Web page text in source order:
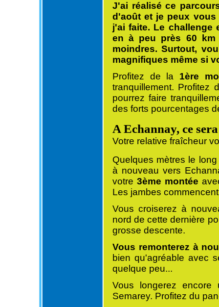
J'ai réalisé ce
d'août et je peux
j'ai faite. Le challenge
en à peu près 60 km
moindres. Surtout,
magnifiques même si
Profitez de la 1ère
tranquillement. Profitez
pourrez faire
des forts pourcentages
A Echannay, ce
Votre relative fraîcheur
Quelques mètres le
à nouveau vers
votre 3ème montée
Les jambes
Vous croiserez à
nord de cette dernière
grosse descente.
Vous remonterez à
bien qu'agréable avec
quelque peu...
Vous longerez encore
Semarey. Profitez du